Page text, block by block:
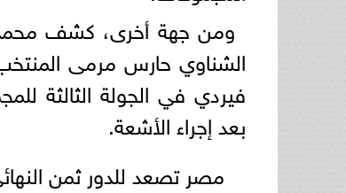
ومن جهة أخرى، كشف محمد
الشناوي حارس مرمى
فيردي في الجولة الثالثة
بعد إجراء الأشعة.
مصر تصعد للدور ثمن